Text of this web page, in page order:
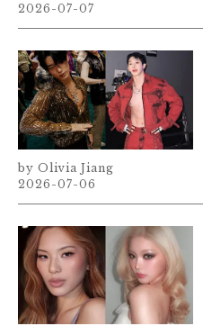
2026-07-07
Olivia Jiang
2026-07-06